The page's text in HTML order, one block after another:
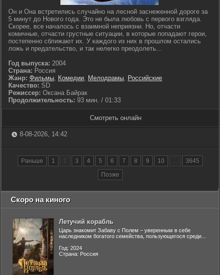
Он и Она встретились случайно на лесной заснеженной дороге за
5 минут до Нового года. Это не была любовь с первого взгляда.
Скорее, все началось с взаимной неприязни. Но, отчасти
комичные, отчасти грустные ситуации, в которые попадают герои,
постепенно сближают их. У каждого из них в прошлом остались
ложь и предательство, и так нелегко преодолеть...
Год выпуска: 2004
Страна: Россия
Жанр: Фильмы, Комедии, Мелодрамы, Российские
Качество: SD
Режиссер: Оксана Байрак
Продолжительность: 93 мин. / 01:33
Смотреть онлайн
8-08-2026, 14:42
Раньше 1 2 3 4 5 6 7 8 9 10 ...
3645
Позже
Скоро на киного
Летучий корабль
Царь знакомит Забаву с Полем – уверенным в себе
наследником богатого семейства, пользующегося среди...
Год: 2024
Страна: Россия